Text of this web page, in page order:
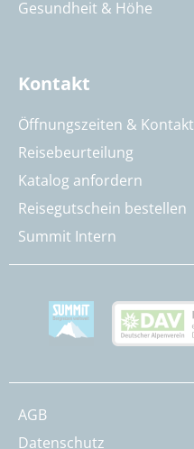
Gesundheit & Höhe
Kontakt
Öffnungszeiten & Kontakt
Reisebeurteilung
Katalog anfordern
Reisegutschein bestellen
Summit Intern
AGB
Datenschutz